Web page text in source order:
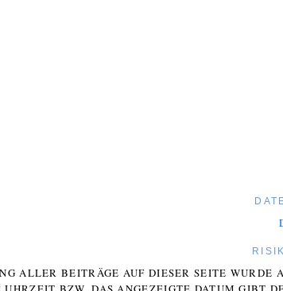
ALLER BEITRÄGE AUF DIESER SEITE WURDE